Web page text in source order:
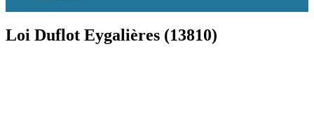
Loi Duflot Eygalières (13810)